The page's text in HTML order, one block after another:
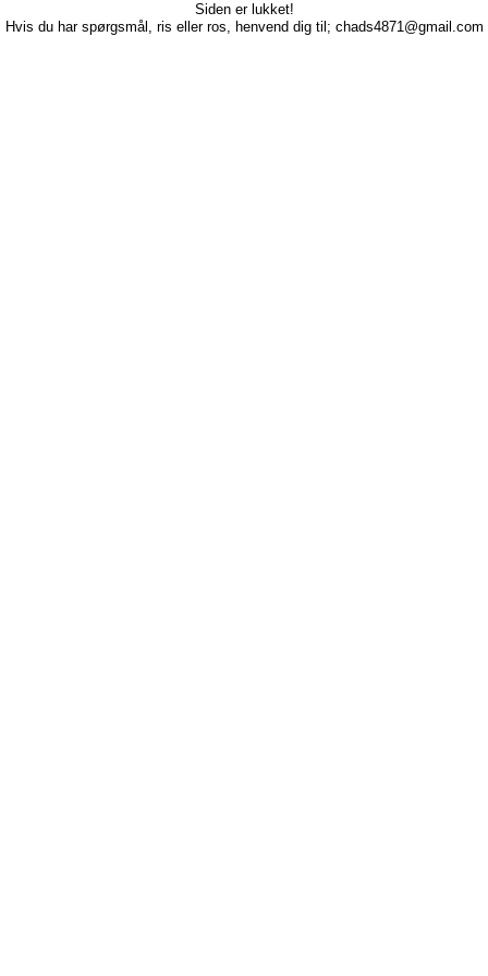
Siden er lukket!
Hvis du har spørgsmål, ris eller ros, henvend dig til; chads4871@gmail.com